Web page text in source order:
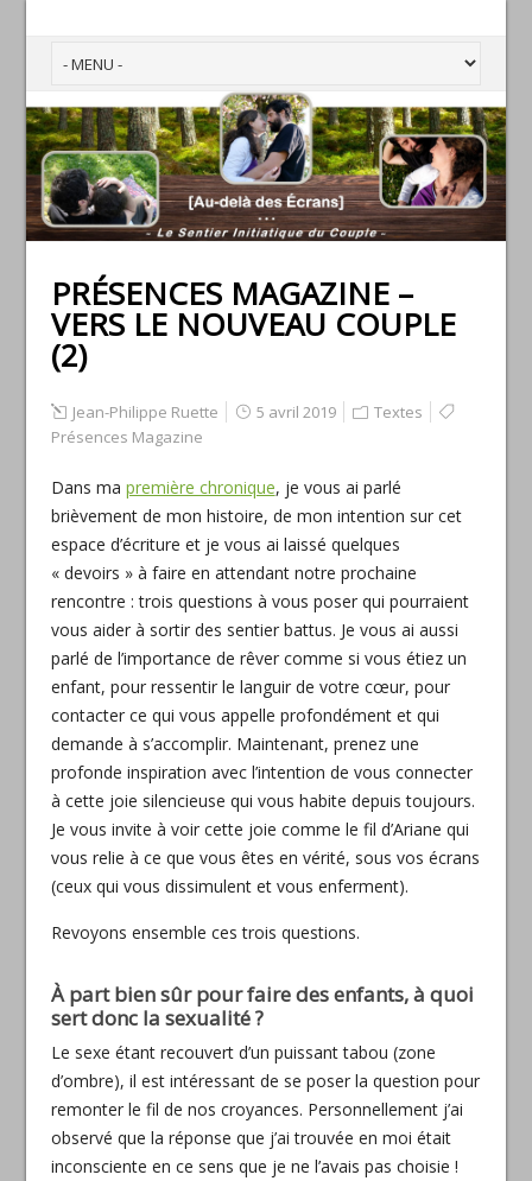
PRÉSENCES MAGAZINE –
VERS LE NOUVEAU COUPLE
(2)
Jean-Philippe Ruette 5 avril 2019
Textes
Présences Magazine
Dans ma première chronique, je vous ai parlé
brièvement de mon histoire, de mon intention sur cet
espace d’écriture et je vous ai laissé quelques
« devoirs » à faire en attendant notre prochaine
rencontre : trois questions à vous poser qui pourraient
vous aider à sortir des sentier battus. Je vous ai aussi
parlé de l’importance de rêver comme si vous étiez un
enfant, pour ressentir le languir de votre cœur, pour
contacter ce qui vous appelle profondément et qui
demande à s’accomplir. Maintenant, prenez une
profonde inspiration avec l’intention de vous connecter
à cette joie silencieuse qui vous habite depuis toujours.
Je vous invite à voir cette joie comme le fil d’Ariane qui
vous relie à ce que vous êtes en vérité, sous vos écrans
(ceux qui vous dissimulent et vous enferment).
Revoyons ensemble ces trois questions.
À part bien sûr pour faire des enfants, à quoi
sert donc la sexualité ?
Le sexe étant recouvert d’un puissant tabou (zone
d’ombre), il est intéressant de se poser la question pour
remonter le fil de nos croyances. Personnellement j’ai
observé que la réponse que j’ai trouvée en moi était
inconsciente en ce sens que je ne l’avais pas choisie !